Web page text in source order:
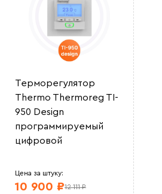
Терморегулятор
Thermo Thermoreg TI-
950 Design
программируемый
цифровой
Цена за штуку:
12 111 ₽
10 900 ₽